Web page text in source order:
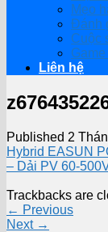
Mẹo
Đánh
Cuộc
Liên hệ
Published 2
Hybrid EASUN
– Dải PV 60-
Trackbacks are
← Previous
Next →